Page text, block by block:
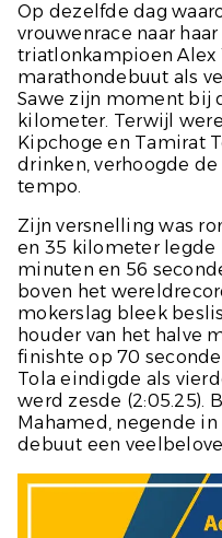
Op dezelfde dag
vrouwenrace naar
triatlonkampioen Alex
marathondebuut als
Sawe zijn moment bij
kilometer. Terwijl
Kipchoge en Tamirat
drinken, verhoogde
tempo.
Zijn versnelling was
en 35 kilometer legde
minuten en 56
boven het
mokerslag bleek
houder van het halve
finishte op 70
Tola eindigde als
werd zesde (2:05.25).
Mahamed, negende
debuut een